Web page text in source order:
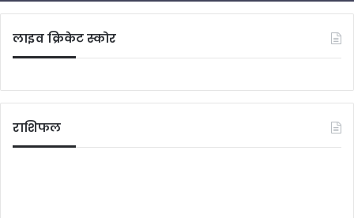
लाइव क्रिकेट स्कोर
राशिफल